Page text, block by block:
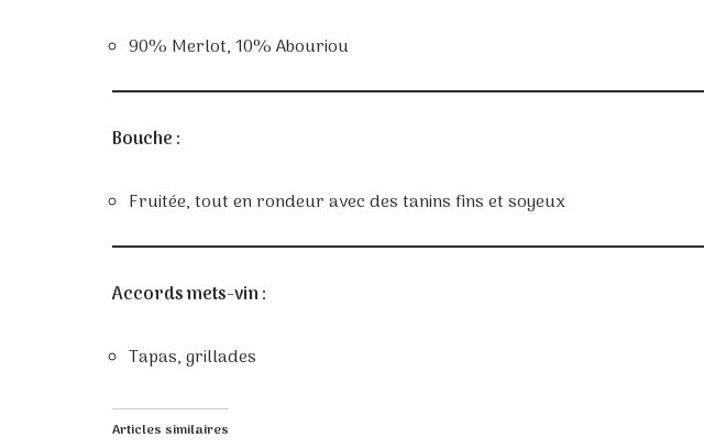
90% Merlot, 10% Abouriou
Bouche :
Fruitée, tout en rondeur avec des tanins fins et soyeux
Accords mets-vin :
Tapas, grillades
Articles similaires